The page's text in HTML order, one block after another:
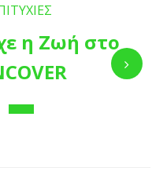
η Ζωή στο